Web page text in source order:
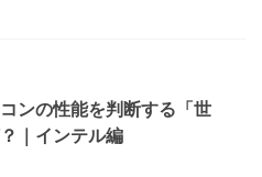
ンの性能を判断する「世
｜インテル編